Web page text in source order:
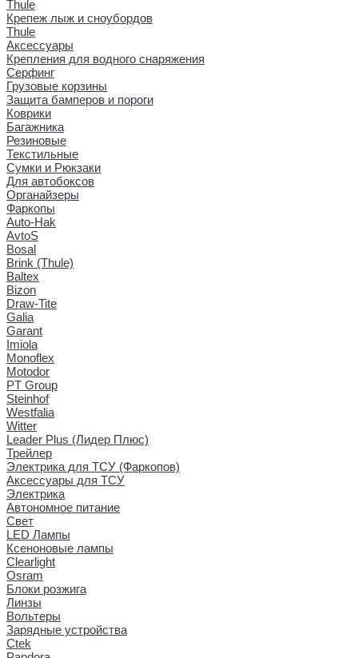
Thule
Крепеж лыж и сноубордов
Thule
Аксессуары
Крепления для водного снаряжения
Серфинг
Грузовые корзины
Защита бамперов и пороги
Коврики
Багажника
Резиновые
Текстильные
Сумки и Рюкзаки
Для автобоксов
Органайзеры
Фаркопы
Auto-Hak
AvtoS
Bosal
Brink (Thule)
Baltex
Bizon
Draw-Tite
Galia
Garant
Imiola
Monoflex
Motodor
PT Group
Steinhof
Westfalia
Witter
Leader Plus (Лидер Плюс)
Трейлер
Электрика для ТСУ (Фаркопов)
Аксессуары для ТСУ
Электрика
Автономное питание
Свет
LED Лампы
Ксеноновые лампы
Clearlight
Osram
Блоки розжига
Линзы
Вольтеры
Зарядные устройства
Ctek